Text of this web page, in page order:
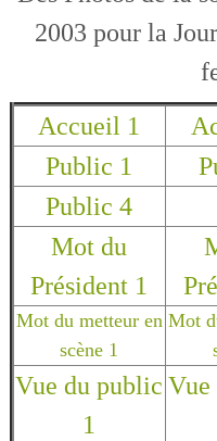
2003 pour la
Accueil 1
Public 1
Public 4
Mot du
Président 1
Mot du metteur en
scène 1
Mot
Vue du public
1
Vue